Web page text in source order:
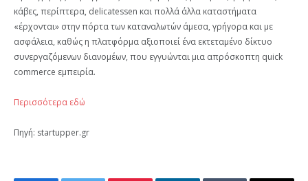
κάβες, περίπτερα, delicatessen και πολλά άλλα καταστήματα
«έρχονται» στην πόρτα των καταναλωτών άμεσα, γρήγορα και με
ασφάλεια, καθώς η πλατφόρμα αξιοποιεί ένα εκτεταμένο δίκτυο
συνεργαζόμενων διανομέων, που εγγυώνται μια απρόσκοπτη quick
commerce εμπειρία.
Περισσότερα εδώ
Πηγή: startupper.gr